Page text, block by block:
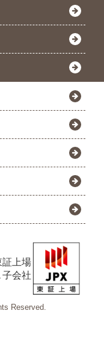
証上場
会社
Reserved.